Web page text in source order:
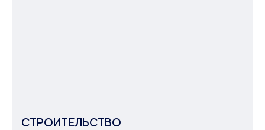
СТРОИТЕЛЬСТВО